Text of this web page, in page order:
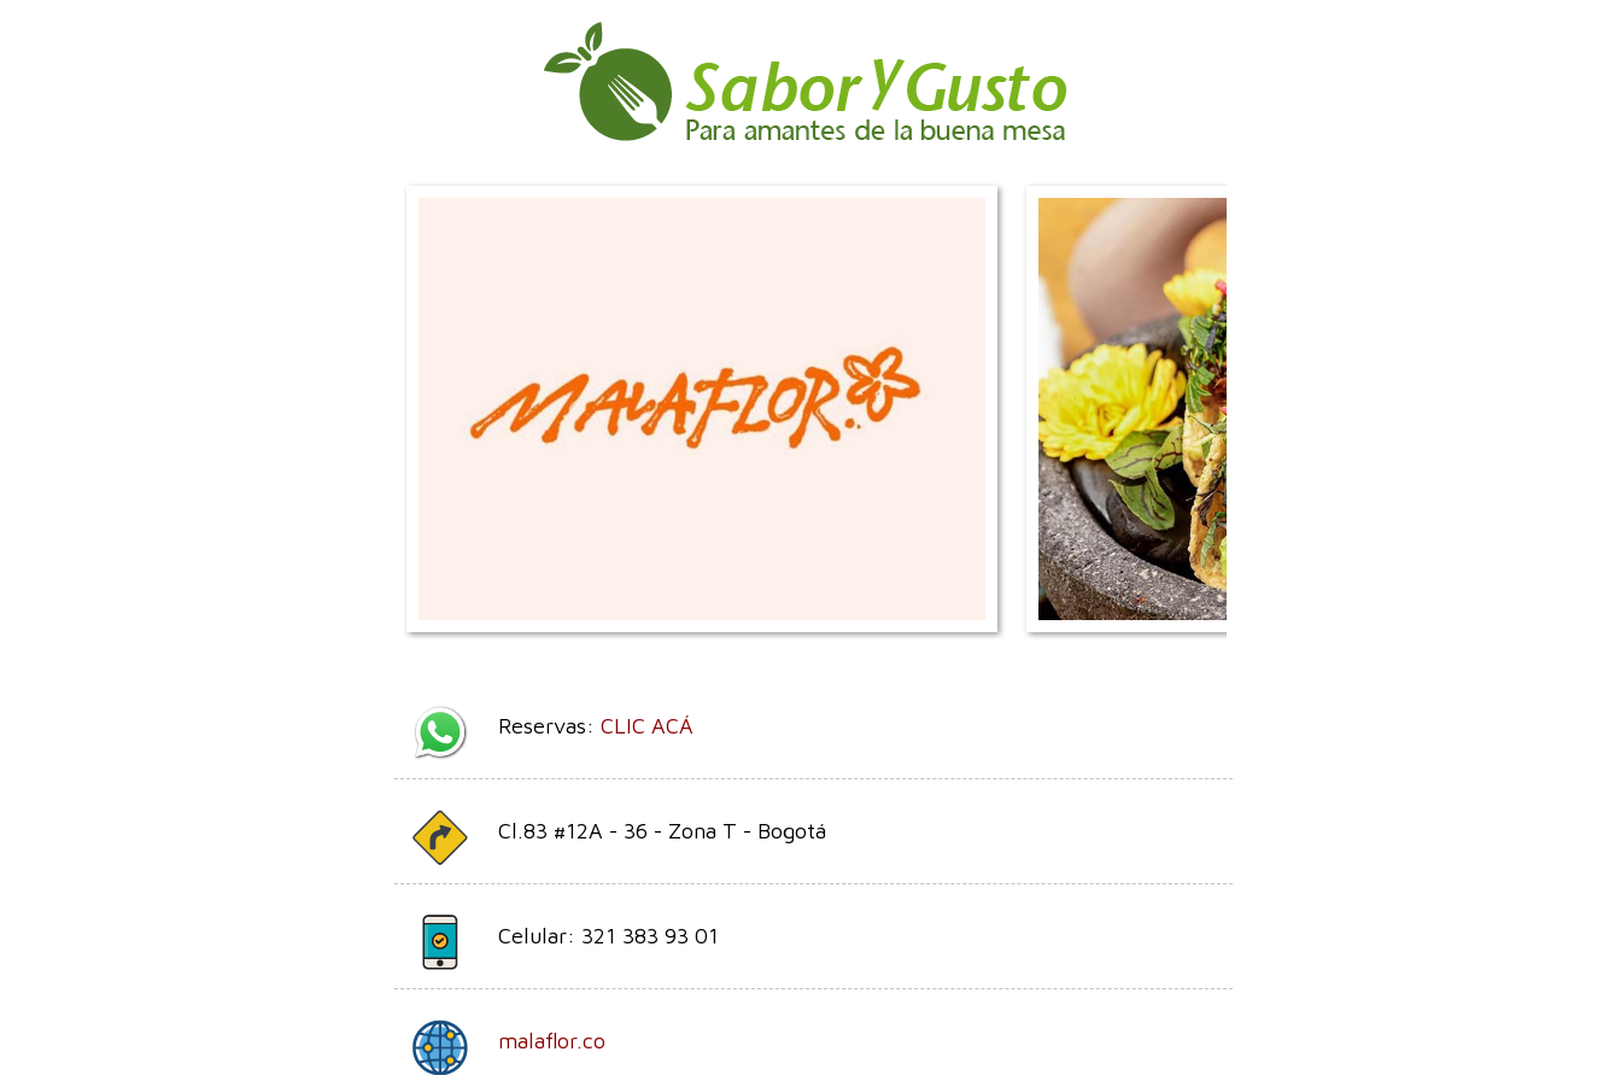
Reservas: CLIC ACÁ
Cl.83 #12A - 36 - Zona T - Bogotá
Celular: 321 383 93 01
malaflor.co